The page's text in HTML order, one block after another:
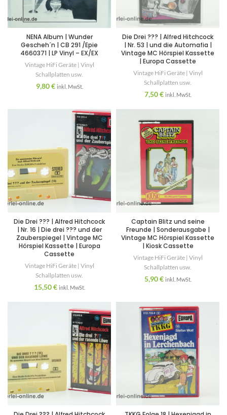
NENA Album | Wunder
Gescheh´n | CB 291 /Epie
4660371 | LP Vinyl – EX/EX
Vintage HiFi Geräte | Vinyl
Schallplatten usw.
9,80€ inkl. MwSt.
Die Drei ??? | Alfred Hitchcock
| Nr. 53 | und die Automafia |
Vintage MC Hörspiel Kassette
| Europa Cassette
Vintage HiFi Geräte | Vinyl
Schallplatten usw.
7,50€ inkl. MwSt.
Die Drei ??? | Alfred Hitchcock
| Nr. 16 | Die drei ??? und der
Zauberspiegel | Vintage MC
Hörspiel Kassette | Europa
Cassette
Vintage HiFi Geräte | Vinyl
Schallplatten usw.
15,50€ inkl. MwSt.
Captain Blitz und seine
Freunde | Sonderausgabe |
Vintage MC Hörspiel Kassette
| Kiosk Cassette
Vintage HiFi Geräte | Vinyl
Schallplatten usw.
5,90€ inkl. MwSt.